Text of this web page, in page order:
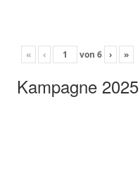
« ‹ von 6 › »
Kampagne 2025